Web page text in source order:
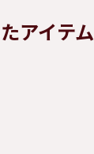
アイテム